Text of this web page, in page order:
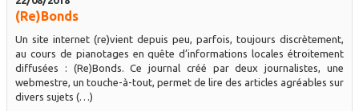
(Re)Bonds
Un site internet (re)vient depuis peu, parfois, toujours discrètement,
au cours de pianotages en quête d’informations locales étroitement
diffusées : (Re)Bonds. Ce journal créé par deux journalistes, une
webmestre, un touche-à-tout, permet de lire des articles agréables sur
divers sujets (…)